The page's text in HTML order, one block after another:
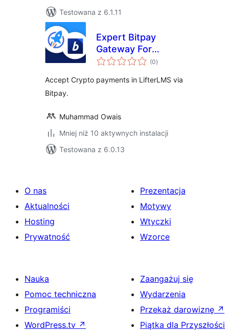
Testowana z 6.1.11
Expert Bitpay
Gateway For
LifterLMS
(0wszystkich
ocen
)
Accept Crypto payments in LifterLMS via
Bitpay.
Muhammad Owais
Mniej niż 10 aktywnych instalacji
Testowana z 6.0.13
O nas
Aktualności
Hosting
Prywatność
Prezentacja
Motywy
Wtyczki
Wzorce
Nauka
Pomoc techniczna
Programiści
WordPress.tv ↗
Zaangażuj się
Wydarzenia
Przekaż darowiznę ↗
Piątka dla Przyszłości